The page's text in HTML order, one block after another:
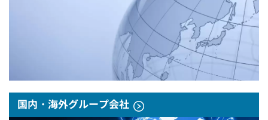
国内・海外グループ会社